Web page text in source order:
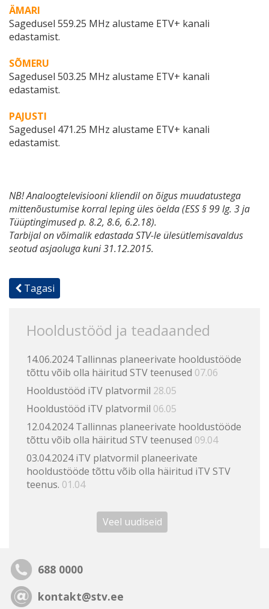
ÄMARI
Sagedusel 559.25 MHz alustame ETV+ kanali
edastamist.
SÕMERU
Sagedusel 503.25 MHz alustame ETV+ kanali
edastamist.
PAJUSTI
Sagedusel 471.25 MHz alustame ETV+ kanali
edastamist.
NB! Analoogtelevisiooni kliendil on õigus muudatustega
mittenõustumise korral leping üles öelda (ESS § 99 lg. 3 ja
Tüüptingimused p. 8.2, 8.6, 6.2.18).
Tarbijal on võimalik edastada STV-le ülesütlemisavaldus
seotud asjaoluga kuni 31.12.2015.
Tagasi
Hooldustööd ja teadaanded
14.06.2024 Tallinnas planeerivate hooldustööde
tõttu võib olla häiritud STV teenused 07.06
Hooldustööd iTV platvormil 28.05
Hooldustööd iTV platvormil 06.05
12.04.2024 Tallinnas planeerivate hooldustööde
tõttu võib olla häiritud STV teenused 09.04
03.04.2024 iTV platvormil planeerivate
hooldustööde tõttu võib olla häiritud iTV STV
teenus. 01.04
Veel uudiseid
688 0000
kontakt@stv.ee